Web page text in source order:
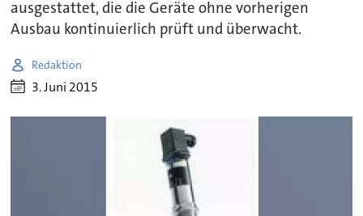
ausgestattet, die die Geräte ohne vorherigen
Ausbau kontinuierlich prüft und überwacht.
Redaktion
3. Juni 2015